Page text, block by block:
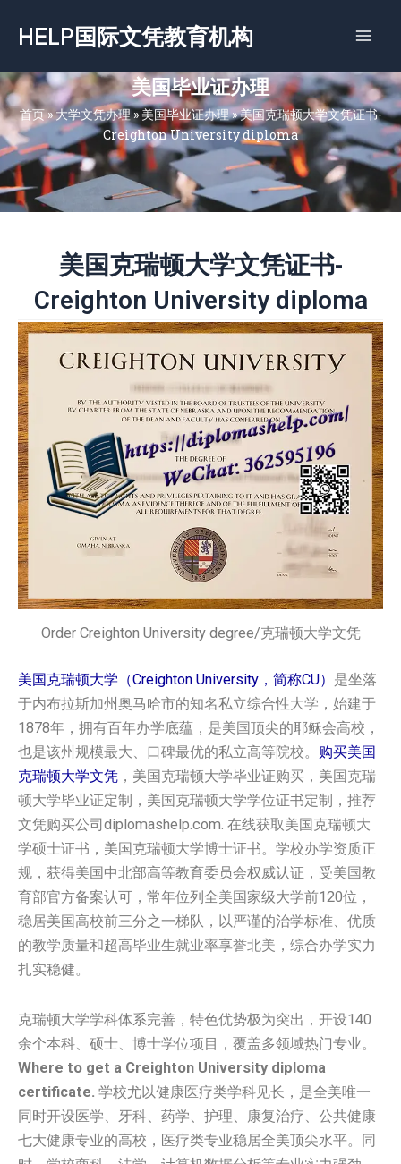
容
HELP国际文凭教育机构
美国毕业证办理
首页»大学文凭办理»美国毕业证办理»美国克瑞顿大学文凭证书-
Creighton University diploma
美国克瑞顿大学文凭证书-
Creighton University diploma
Order Creighton University degree/克瑞顿大学文凭
美国克瑞顿大学（Creighton University，简称CU） 是坐落
于内布拉斯加州奥马哈市的知名私立综合性大学，始建于
1878年，拥有百年办学底蕴，是美国顶尖的耶稣会高校，
也是该州规模最大、口碑最优的私立高等院校。 购买美国
克瑞顿大学文凭 ，美国克瑞顿大学毕业证购买，美国克瑞
顿大学毕业证定制，美国克瑞顿大学学位证书定制，推荐
文凭购买公司diplomashelp.com. 在线获取美国克瑞顿大
学硕士证书，美国克瑞顿大学博士证书。学校办学资质正
规，获得美国中北部高等教育委员会权威认证，受美国教
育部官方备案认可，常年位列全美国家级大学前120位，
稳居美国高校前三分之一梯队，以严谨的治学标准、优质
的教学质量和超高毕业生就业率享誉北美，综合办学实力
扎实稳健。
克瑞顿大学学科体系完善，特色优势极为突出，开设140
余个本科、硕士、博士学位项目，覆盖多领域热门专业。
Where to get a Creighton University diploma
certificate. 学校尤以健康医疗类学科见长，是全美唯一
同时开设医学、牙科、药学、护理、康复治疗、公共健康
七大健康专业的高校，医疗类专业稳居全美顶尖水平。同